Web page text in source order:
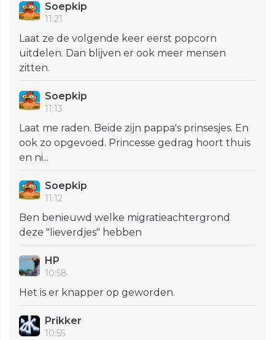
Soepkip
11:21
Laat ze de volgende keer eerst popcorn
uitdelen. Dan blijven er ook meer mensen
zitten.
Soepkip
11:13
Laat me raden. Beide zijn pappa's prinsesjes. En
ook zo opgevoed. Princesse gedrag hoort thuis
en ni...
Soepkip
11:12
Ben benieuwd welke migratieachtergrond
deze "lieverdjes" hebben
HP
10:58
Het is er knapper op geworden.
Prikker
10:55